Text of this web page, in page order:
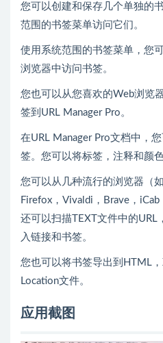
您可以创建和保存几个单独的
范围的书签菜单访问它们。
使用系统范围的书签菜单，您
浏览器中访问书签。
您也可以从您喜欢的Web浏览
签到URL Manager Pro。
在URL Manager Pro文档中，
签。您可以将标签，注释和颜
您可以从几种流行的浏览器（
Firefox，Vivaldi，Brave，
还可以扫描TEXT文件中的URL
入链接和书签。
您也可以将书签导出到HTML
Location文件。
应用截图